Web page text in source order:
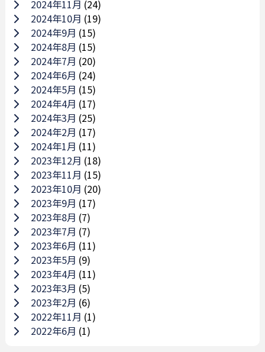
2024年11月 (24)
2024年10月 (19)
2024年9月 (15)
2024年8月 (15)
2024年7月 (20)
2024年6月 (24)
2024年5月 (15)
2024年4月 (17)
2024年3月 (25)
2024年2月 (17)
2024年1月 (11)
2023年12月 (18)
2023年11月 (15)
2023年10月 (20)
2023年9月 (17)
2023年8月 (7)
2023年7月 (7)
2023年6月 (11)
2023年5月 (9)
2023年4月 (11)
2023年3月 (5)
2023年2月 (6)
2022年11月 (1)
2022年6月 (1)